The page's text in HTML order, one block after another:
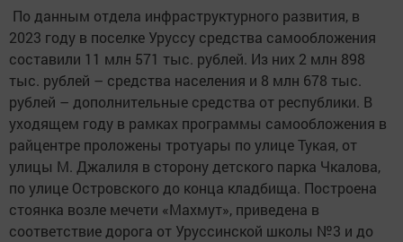
По данным отдела инфраструктурного развития, в
2023 году в поселке Уруссу средства самообложения
составили 11 млн 571 тыс. рублей. Из них 2 млн 898
тыс. рублей – средства населения и 8 млн 678 тыс.
рублей – дополнительные средства от республики. В
уходящем году в рамках программы самообложения в
райцентре проложены тротуары по улице Тукая, от
улицы М. Джалиля в сторону детского парка Чкалова,
по улице Островского до конца кладбища. Построена
стоянка возле мечети «Махмут», приведена в
соответствие дорога от Уруссинской школы №3 и до